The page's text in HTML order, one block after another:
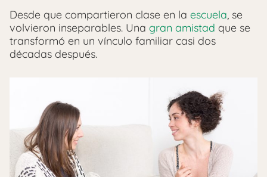
Desde que compartieron clase en la escuela, se
volvieron inseparables. Una gran amistad que se
transformó en un vínculo familiar casi dos
décadas después.